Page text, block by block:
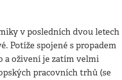
v posledních dvou letech
Potíže spojené s propadem
oživení je zatím velmi
pracovních trhů (se